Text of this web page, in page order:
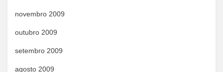
novembro 2009
outubro 2009
setembro 2009
agosto 2009